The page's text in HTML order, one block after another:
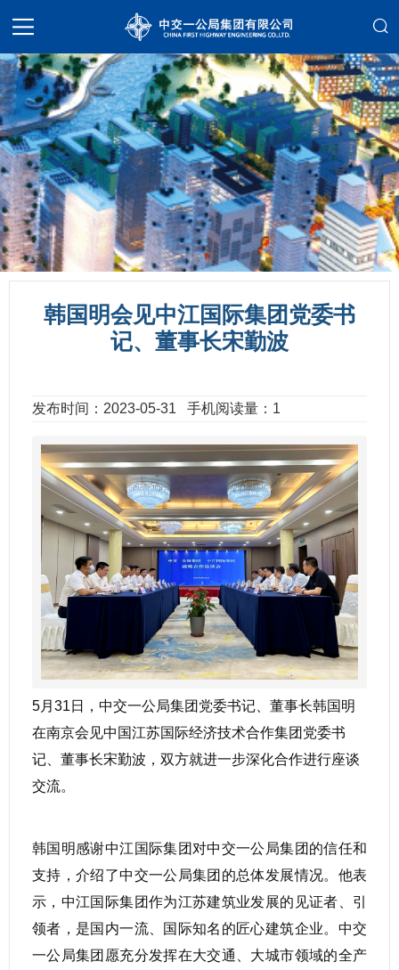
韩国明会见中江国际集团党委书
记、董事长宋勤波
发布时间：2023-05-31 手机阅读量：1
5月31日，中交一公局集团党委书记、董事长韩国明
在南京会见中国江苏国际经济技术合作集团党委书
记、董事长宋勤波，双方就进一步深化合作进行座谈
交流。
韩国明感谢中江国际集团对中交一公局集团的信任和
支持，介绍了中交一公局集团的总体发展情况。他表
示，中江国际集团作为江苏建筑业发展的见证者、引
领者，是国内一流、国际知名的匠心建筑企业。中交
一公局集团愿充分发挥在大交通、大城市领域的全产